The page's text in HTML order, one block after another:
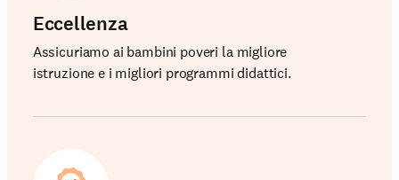
Eccellenza
Assicuriamo ai bambini poveri la migliore
istruzione e i migliori programmi didattici.